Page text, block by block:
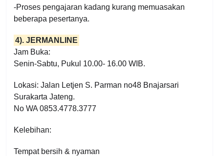
-Proses pengajaran kadang kurang memuasakan
beberapa pesertanya.
4). JERMANLINE
Jam Buka:
Senin-Sabtu, Pukul 10.00- 16.00 WIB.
Lokasi: Jalan Letjen S. Parman no48 Bnajarsari
Surakarta Jateng.
No WA 0853.4778.3777
Kelebihan:
Tempat bersih & nyaman